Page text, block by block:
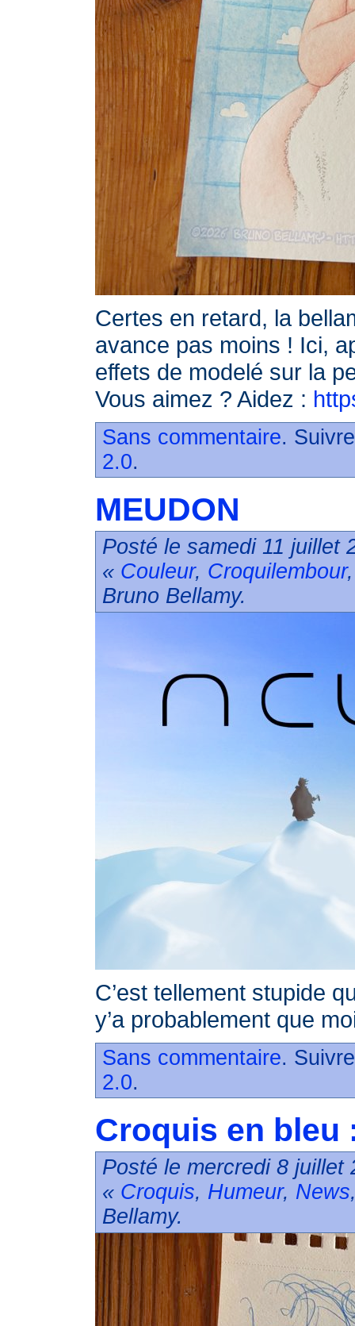
Certes en retard, la
avance pas moins ! Ici,
effets de modelé sur la
Vous aimez ? Aidez :
Sans commentaire.
2.0.
MEUDON
Posté le samedi 11 juillet
« Couleur, Croquilembour
Bruno Bellamy.
C’est tellement stupide
y’a probablement que
Sans commentaire.
2.0.
Croquis en bleu
Posté le mercredi 8 juillet
« Croquis, Humeur, News
Bellamy.